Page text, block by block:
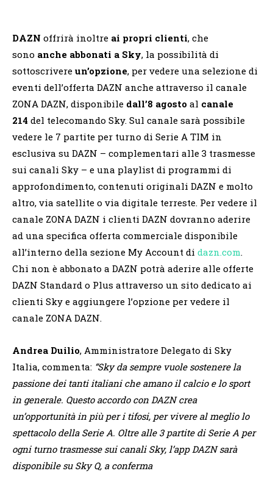
DAZN offrirà inoltre ai propri clienti, che
sono anche abbonati a Sky, la possibilità di
sottoscrivere un’opzione, per vedere una selezione di
eventi dell’offerta DAZN anche attraverso il canale
ZONA DAZN, disponibile dall’8 agosto al canale
214 del telecomando Sky. Sul canale sarà possibile
vedere le 7 partite per turno di Serie A TIM in
esclusiva su DAZN – complementari alle 3 trasmesse
sui canali Sky – e una playlist di programmi di
approfondimento, contenuti originali DAZN e molto
altro, via satellite o via digitale terreste. Per vedere il
canale ZONA DAZN i clienti DAZN dovranno aderire
ad una specifica offerta commerciale disponibile
all’interno della sezione My Account di dazn.com.
Chi non è abbonato a DAZN potrà aderire alle offerte
DAZN Standard o Plus attraverso un sito dedicato ai
clienti Sky e aggiungere l’opzione per vedere il
canale ZONA DAZN.
Andrea Duilio, Amministratore Delegato di Sky
Italia, commenta: “Sky da sempre vuole sostenere la
passione dei tanti italiani che amano il calcio e lo sport
in generale. Questo accordo con DAZN crea
un’opportunità in più per i tifosi, per vivere al meglio lo
spettacolo della Serie A. Oltre alle 3 partite di Serie A per
ogni turno trasmesse sui canali Sky, l’app DAZN sarà
disponibile su Sky Q, a conferma